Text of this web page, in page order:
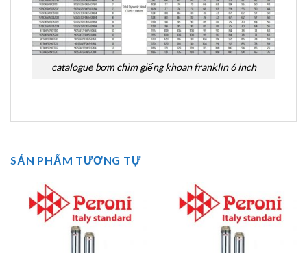
catalogue bơm chìm giếng khoan franklin 6 inch
SẢN PHẨM TƯƠNG TỰ